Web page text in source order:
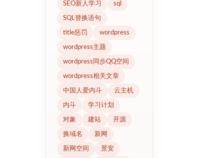
SEO新人学习 sql
SQL替换语句
title惩罚 wordpress
wordpress主题
wordpress同步QQ空间
wordpress相关文章
中国人爱内斗 云主机
内斗 学习计划
对象 建站 开源
换域名 新网
新网空间 景安